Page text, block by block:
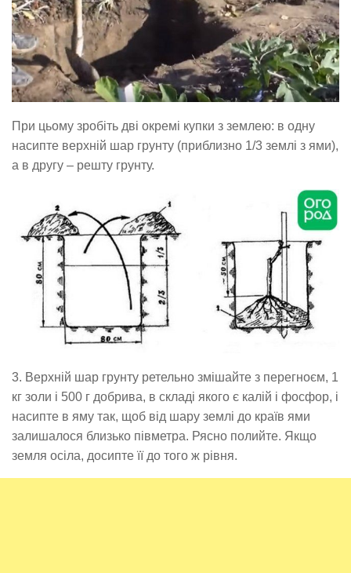
При цьому зробіть дві окремі купки з землею: в одну
насипте верхній шар грунту (приблизно 1/3 землі з ями),
а в другу – решту грунту.
3. Верхній шар грунту ретельно змішайте з перегноєм, 1
кг золи і 500 г добрива, в складі якого є калій і фосфор, і
насипте в яму так, щоб від шару землі до країв ями
залишалося близько півметра. Рясно полийте. Якщо
земля осіла, досипте її до того ж рівня.